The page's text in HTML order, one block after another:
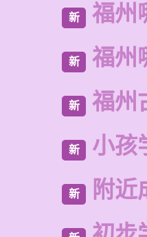
新 福州
新 福州
新 福州
新 小孩
新 附近